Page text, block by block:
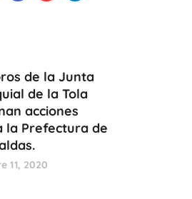
de la Junta
de la Tola
acciones
la Prefectura de
11, 2020